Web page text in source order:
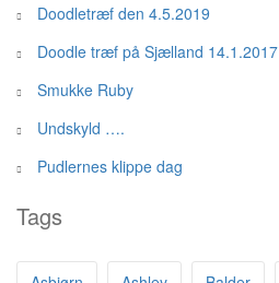
Doodletræf den 4.5.2019
Doodle træf på Sjælland 14.1.2017
Smukke Ruby
Undskyld ….
Pudlernes klippe dag
Tags